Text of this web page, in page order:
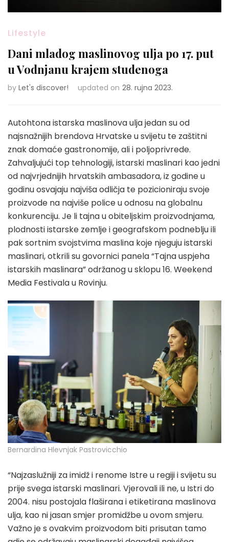
Lifestyle
Dani mladog maslinovog ulja po 17. put
u Vodnjanu krajem studenoga
by Let's discover! updated on 28. rujna 2023.
Autohtona istarska maslinova ulja jedan su od
najsnažnijih brendova Hrvatske u svijetu te zaštitni
znak domaće gastronomije, ali i poljoprivrede.
Zahvaljujući top tehnologiji, istarski maslinari kao jedni
od najvrjednijih hrvatskih ambasadora, iz godine u
godinu osvajaju najviša odličja te pozicioniraju svoje
proizvode na najviše police u odnosu na globalnu
konkurenciju. Je li tajna u obiteljskim proizvodnjama,
plodnosti istarske zemlje i geografskom podneblju ili
pak sortnim svojstvima maslina koje njeguju istarski
maslinari, otkrili su govornici panela “Tajna uspjeha
istarskih maslinara” održanog u sklopu 16. Weekend
Media Festivala u Rovinju.
Bernardina Hlevnjak Pastrovicchio
“Najzaslužniji za imidž i renome Istre u regiji i svijetu su
prije svega istarski maslinari. Vjerovali ili ne, u Istri do
2004. nisu postojala flaširana i etiketirana maslinova
ulja, kao ni jasan smjer promidžbe u ovom smjeru.
Važno je s ovakvim proizvodom biti prisutan tamo